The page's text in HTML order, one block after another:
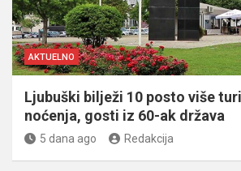
AKTUELNO
Ljubuški bilježi 10 posto više
noćenja, gosti iz 60-ak država
5 dana ago Redakcija